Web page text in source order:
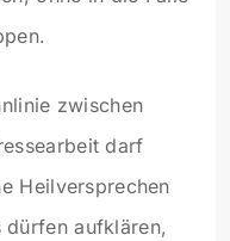
zwischen
darf
Heilversprechen
aufklären,